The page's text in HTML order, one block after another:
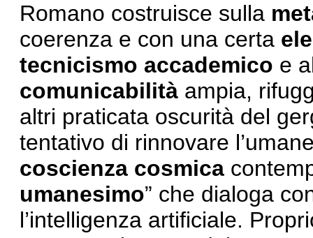
Romano costruisce sulla
coerenza e con una certa
tecnicismo accademico e
comunicabilità ampia,
altri praticata oscurità del
tentativo di rinnovare
coscienza cosmica
umanesimo” che dialoga
l’intelligenza artificiale.